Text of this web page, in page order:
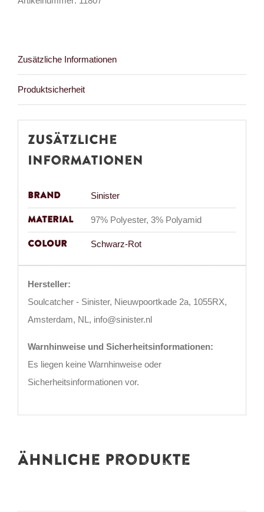
Zusätzliche Informationen
Produktsicherheit
Zusätzliche
Informationen
Brand Sinister
Material 97% Polyester, 3% Polyamid
Colour Schwarz-Rot
Hersteller:
Soulcatcher - Sinister, Nieuwpoortkade 2a, 1055RX,
Amsterdam, NL, info@sinister.nl
Warnhinweise und Sicherheitsinformationen:
Es liegen keine Warnhinweise oder
Sicherheitsinformationen vor.
Ähnliche Produkte